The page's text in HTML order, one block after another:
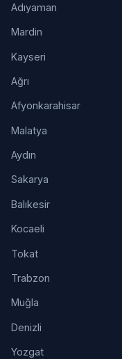
Adıyaman
Mardin
Kayseri
Ağrı
Afyonkarahisar
Malatya
Aydın
Sakarya
Balıkesir
Kocaeli
Tokat
Trabzon
Muğla
Denizli
Yozgat